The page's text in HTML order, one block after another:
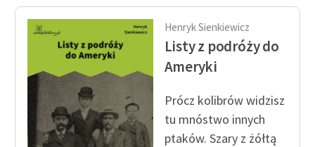
Henryk Sienkiewicz
Listy z podróży do
Ameryki
Prócz kolibrów widzisz
tu mnóstwo innych
ptaków. Szary z żółtą